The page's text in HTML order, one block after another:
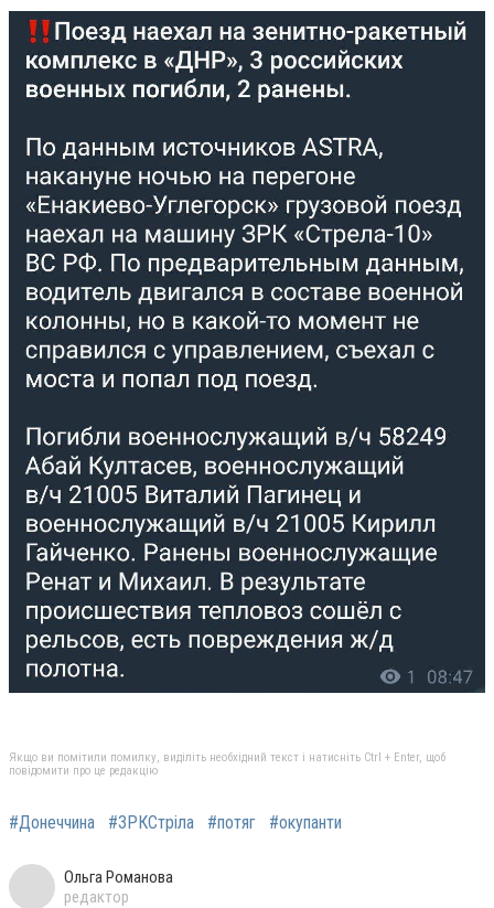
Якщо ви помітили помилку, виділіть необхідний текст і натисніть Ctrl + Enter, щоб
повідомити про це редакцію
#Донеччина #ЗРКСтріла #потяг #окупанти
Ольга Романова
редактор